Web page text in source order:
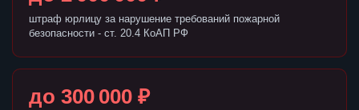
штраф юрлицу за нарушение требований пожарной
безопасности - ст. 20.4 КоАП РФ
до 300 000 ₽